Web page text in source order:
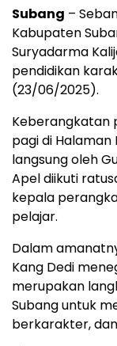
Subang –
Kabupaten
Suryadarma
pendidikan
(23/06/2025).
Keberangkatan
pagi di
langsung oleh
Apel diikuti
kepala
pelajar.
Dalam
Kang Dedi
merupakan
Subang untuk
berkarakter,